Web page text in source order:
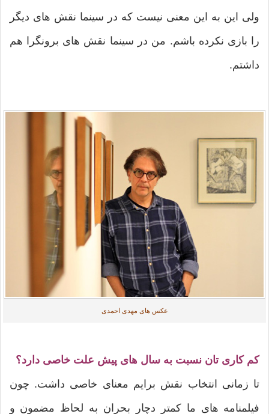
ولی این به این معنی نیست که در سینما نقش های ديگر
را بازی نکرده باشم. من در سینما نقش های برونگرا هم
داشتم.
عکس های مهدی احمدی
کم کاری تان نسبت به سال های پیش علت خاصی دارد؟
تا زمانی انتخاب نقش برایم معنای خاصی داشت. چون
فیلمنامه های ما کمتر دچار بحران به لحاظ مضمون و